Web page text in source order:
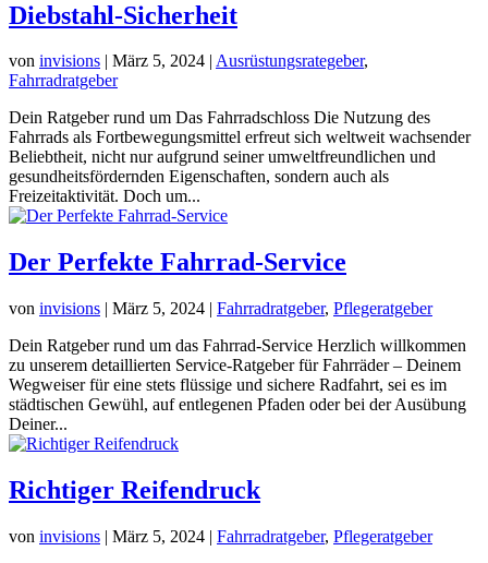
Diebstahl-Sicherheit
von invisions | März 5, 2024 | Ausrüstungsrategeber,
Fahrradratgeber
Dein Ratgeber rund um Das Fahrradschloss Die Nutzung des
Fahrrads als Fortbewegungsmittel erfreut sich weltweit wachsender
Beliebtheit, nicht nur aufgrund seiner umweltfreundlichen und
gesundheitsfördernden Eigenschaften, sondern auch als
Freizeitaktivität. Doch um...
Der Perfekte Fahrrad-Service
von invisions | März 5, 2024 | Fahrradratgeber, Pflegeratgeber
Dein Ratgeber rund um das Fahrrad-Service Herzlich willkommen
zu unserem detaillierten Service-Ratgeber für Fahrräder – Deinem
Wegweiser für eine stets flüssige und sichere Radfahrt, sei es im
städtischen Gewühl, auf entlegenen Pfaden oder bei der Ausübung
Deiner...
Richtiger Reifendruck
von invisions | März 5, 2024 | Fahrradratgeber, Pflegeratgeber